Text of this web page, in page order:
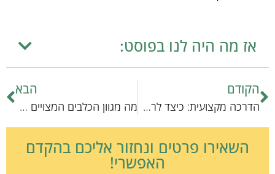
אז מה היה לנו בפוסט:
הקודם
הדרכה מקצועית: כיצד לרחוץ גור כלבים
הבא
מה מגוון הכלבים המצויים בעוקץ
השאירו פרטים ונחזור אליכם בהקדם
האפשרי!